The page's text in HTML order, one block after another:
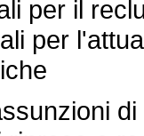
per il
per
di